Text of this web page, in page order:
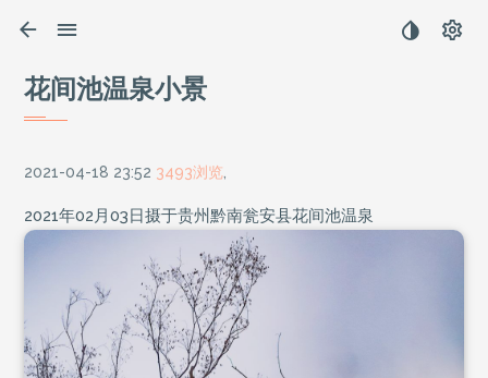
花间池温泉小景
2021-04-18 23:52 3493浏览
2021年02月03日摄于贵州黔南瓮安县花间池温泉